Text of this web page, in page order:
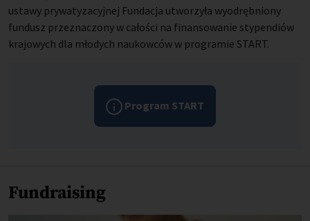
ustawy prywatyzacyjnej Fundacja utworzyła wyodrębniony
fundusz przeznaczony w całości na finansowanie stypendiów
krajowych dla młodych naukowców w programie START.
Program START
Fundraising